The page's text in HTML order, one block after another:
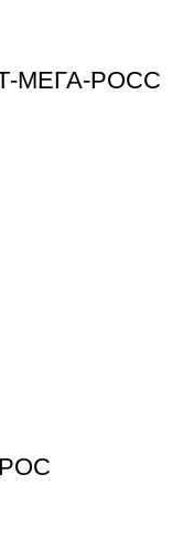
МЕГА-РОСС